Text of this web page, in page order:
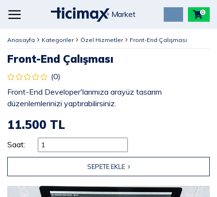
Market 0
Anasayfa Kategoriler Özel Hizmetler Front-End Çalışması
Front-End Çalışması
(0)
Front-End Developer'larımıza arayüz tasarım
düzenlemlerinizi yaptırabilirsiniz.
11.500 TL
Saat:
SEPETE EKLE